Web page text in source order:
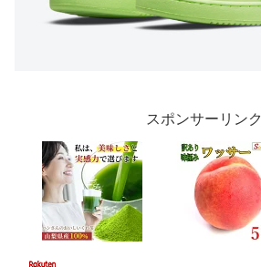
スポンサーリンク